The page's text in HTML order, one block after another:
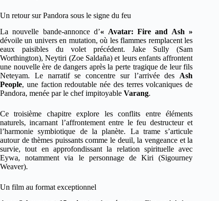
Un retour sur Pandora sous le signe du feu
La nouvelle bande-annonce d’« Avatar: Fire and Ash »
dévoile un univers en mutation, où les flammes remplacent les
eaux paisibles du volet précédent. Jake Sully (Sam
Worthington), Neytiri (Zoe Saldaña) et leurs enfants affrontent
une nouvelle ère de dangers après la perte tragique de leur fils
Neteyam. Le narratif se concentre sur l’arrivée des Ash
People, une faction redoutable née des terres volcaniques de
Pandora, menée par le chef impitoyable Varang.
Ce troisième chapitre explore les conflits entre éléments
naturels, incarnant l’affrontement entre le feu destructeur et
l’harmonie symbiotique de la planète. La trame s’articule
autour de thèmes puissants comme le deuil, la vengeance et la
survie, tout en approfondissant la relation spirituelle avec
Eywa, notamment via le personnage de Kiri (Sigourney
Weaver).
Un film au format exceptionnel